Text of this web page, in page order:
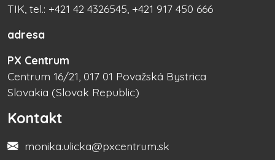
TIK, tel.: +421 42 4326545, +421 917 450 666
adresa
PX Centrum
Centrum 16/21, 017 01 Považská Bystrica
Slovakia (Slovak Republic)
Kontakt
monika.ulicka@pxcentrum.sk